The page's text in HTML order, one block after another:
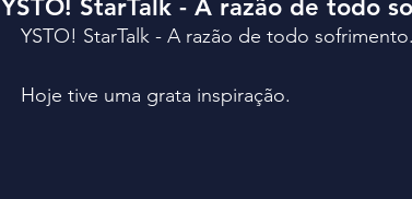
YSTO! StarTalk - A razão de todo
YSTO! StarTalk - A razão de todo sofrimento.
Hoje tive uma grata inspiração.